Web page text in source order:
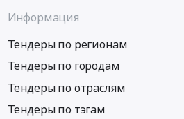
Информация
Тендеры по регионам
Тендеры по городам
Тендеры по отраслям
Тендеры по тэгам